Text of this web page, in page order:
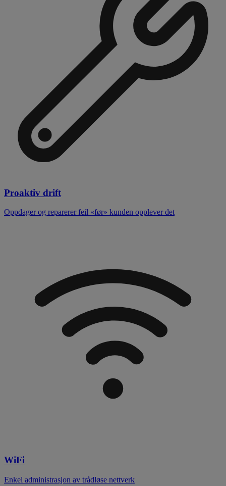
Proaktiv drift
Oppdager og reparerer feil «før» kunden opplever det
WiFi
Enkel administrasjon av trådløse nettverk